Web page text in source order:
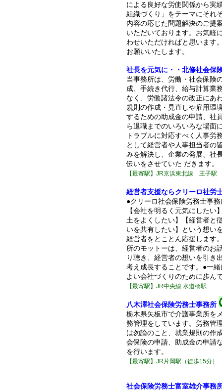
による良好な労使関係から実
組織づくり」をテーマにそれ
内容の応じた問題解決のご提
いただいております。お気軽
わせいただければと思います
お願いいたします。
社長を元気に・・北條社会保
当事務所は、労働・社会保険
成、手続き代行、給与計算業
なく、労働諸法令の改正にあ
規則の作成・見直しや雇用環
するための助成金の申請、社
ら退職までのいろいろな場面
トラブルに対応すべく人事労
として経営者や人事担当者の
みを解決し、企業の発展、社
伝いをさせていた だきます。
【最寄駅】JR京浜東北線 王子駅
経営者支援ならクリーロ社労
●クリーロ社会保険労務士事
【会社を明るく元気にしたい
土をよくしたい】【経営者と
いを共有したい】という想い
経営者をとことん応援します
所のモットーは、経営者のお
り聴き、経営者の想いを引き
考え成長することです。●一
よい会社づくりのために歩ん
【最寄駅】JR中央線 水道橋駅
八木澤社会保険労務士事務所
栃木県矢板市で介護事業所を
務管理をしています。労務管
は勿論のこと、就業規則の作
会保険の申請、助成金の申請
を行います。
【最寄駅】JR片岡駅（徒歩15分）
社会保険労務士富室雄介事務